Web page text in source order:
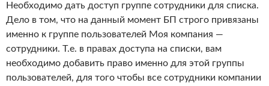
Необходимо дать доступ группе сотрудники для списка.
Дело в том, что на данный момент БП строго привязаны
именно к группе пользователей Моя компания —
сотрудники. Т.е. в правах доступа на списки, вам
необходимо добавить право именно для этой группы
пользователей, для того чтобы все сотрудники компании